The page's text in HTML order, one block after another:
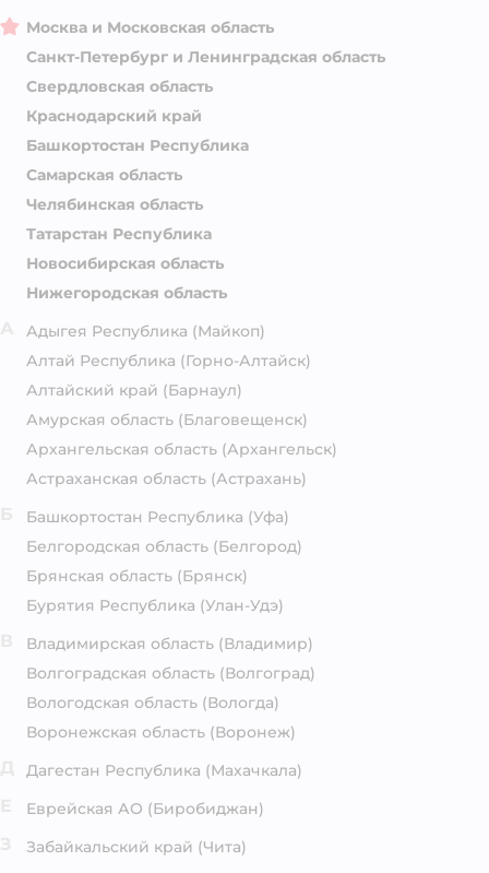
Москва и Московская область
Санкт-Петербург и Ленинградская область
Свердловская область
Краснодарский край
Башкортостан Республика
Самарская область
Челябинская область
Татарстан Республика
Новосибирская область
Нижегородская область
Адыгея Республика (Майкоп)
Алтай Республика (Горно-Алтайск)
Алтайский край (Барнаул)
Амурская область (Благовещенск)
Архангельская область (Архангельск)
Астраханская область (Астрахань)
Башкортостан Республика (Уфа)
Белгородская область (Белгород)
Брянская область (Брянск)
Бурятия Республика (Улан-Удэ)
Владимирская область (Владимир)
Волгоградская область (Волгоград)
Вологодская область (Вологда)
Воронежская область (Воронеж)
Дагестан Республика (Махачкала)
Еврейская АО (Биробиджан)
Забайкальский край (Чита)